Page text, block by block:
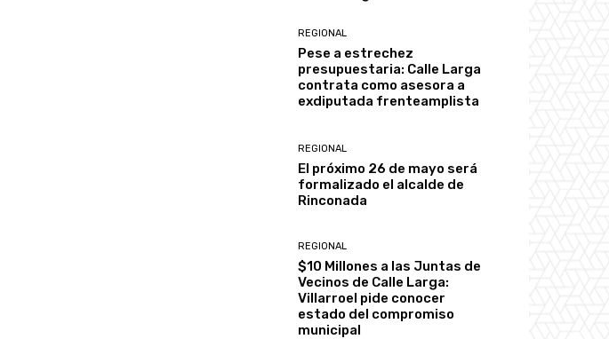
REGIONAL
Pese a estrechez
presupuestaria: Calle Larga
contrata como asesora a
exdiputada frenteamplista
REGIONAL
El próximo 26 de mayo será
formalizado el alcalde de
Rinconada
REGIONAL
$10 Millones a las Juntas de
Vecinos de Calle Larga:
Villarroel pide conocer
estado del compromiso
municipal